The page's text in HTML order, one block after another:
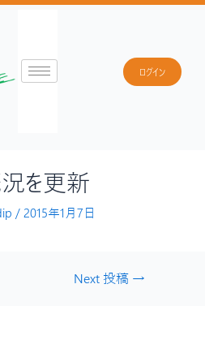
ログイン
況を更新
/ 2015年1月7日
Next 投稿 →